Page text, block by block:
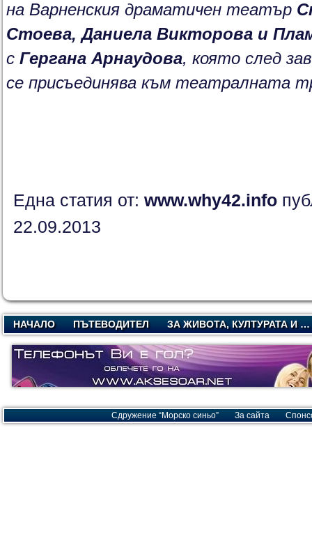
на Варненския драматичен театър
Стоева, Даниела Викторова и
с Гергана Арнаудова, която след
се присъединява към театралната
Една статия от: www.why42.info
22.09.2013
НАЧАЛО ПЪТЕВОДИТЕЛ ЗА ЖИВОТА, КУЛТУРАТА И …
Сдружение “Морско синьо” За сайта